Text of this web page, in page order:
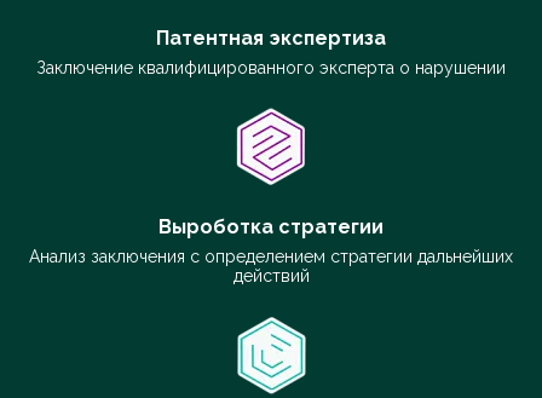
Патентная экспертиза
Заключение квалифицированного эксперта о нарушении
Выроботка стратегии
Анализ заключения с определением стратегии дальнейших
действий